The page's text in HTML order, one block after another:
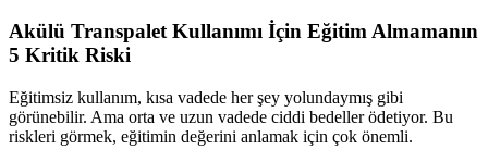
Akülü Transpalet Kullanımı İçin Eğitim Almamanın
5 Kritik Riski
Eğitimsiz kullanım, kısa vadede her şey yolundaymış gibi
görünebilir. Ama orta ve uzun vadede ciddi bedeller ödetiyor. Bu
riskleri görmek, eğitimin değerini anlamak için çok önemli.